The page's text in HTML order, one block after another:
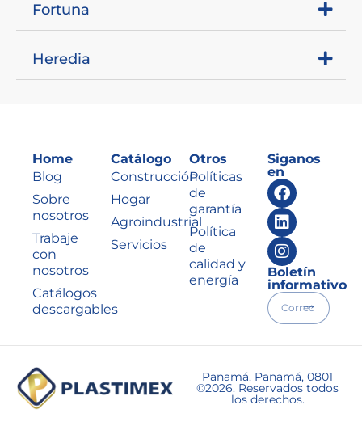
Fortuna
Heredia
Home
Blog
Sobre
nosotros
Trabaje
con
nosotros
Catálogos
descargables
Catálogo
Construcción
Hogar
Agroindustrial
Servicios
Otros
Políticas
de
garantía
Política
de
calidad y
energía
Siganos
en
Boletín
informativo
Panamá, Panamá, 0801
©2026. Reservados todos
los derechos.